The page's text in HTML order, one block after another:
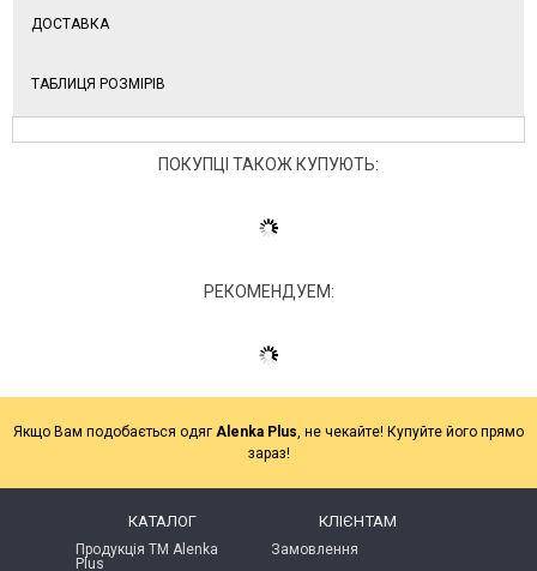
ДОСТАВКА
ТАБЛИЦЯ РОЗМІРІВ
ПОКУПЦІ ТАКОЖ КУПУЮТЬ:
РЕКОМЕНДУЕМ:
Якщо Вам подобається одяг Alenka Plus , не чекайте! Купуйте його прямо
зараз!
КАТАЛОГ
Продукція ТМ Alenka
Plus
КЛІЄНТАМ
Замовлення